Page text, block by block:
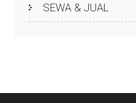
SEWA & JUAL